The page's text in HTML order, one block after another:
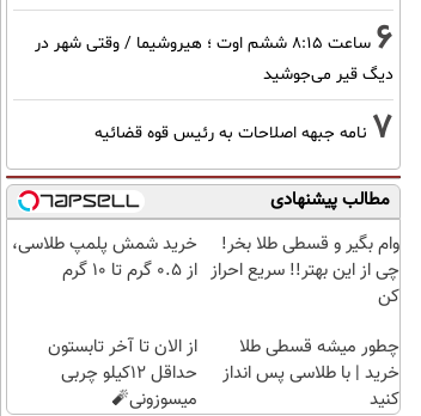
6
ساعت ۸:۱۵ ششم اوت ؛ هیروشیما / وقتی شهر در
دیگ قیر می‌جوشید
7 نامه جبهه اصلاحات به رئیس قوه قضائیه
مطالب پیشنهادی
وام بگیر و قسطی طلا بخر!
چی از این بهتر!! سریع احراز
کن
خرید شمش پلمپ طلاسی،
از ۰.۵ گرم تا ۱۰ گرم
چطور میشه قسطی طلا
خرید | با طلاسی پس انداز
کنید
از الان تا آخر تابستون
حداقل 12کیلو چربی
میسوزونی🧨